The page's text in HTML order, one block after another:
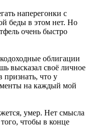
наперегонки с
беды в этом нет. Но
очень быстро
облигации
высказал своё личное
признать, что у
на каждый мой
умер. Нет смысла
того, чтобы в конце